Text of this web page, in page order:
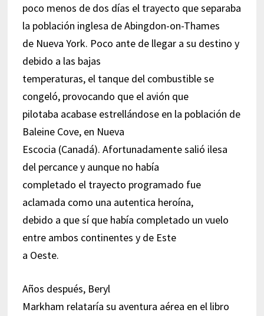
poco menos de dos días el trayecto que separaba
la población inglesa de Abingdon-on-Thames
de Nueva York. Poco ante de llegar a su destino y
debido a las bajas
temperaturas, el tanque del combustible se
congeló, provocando que el avión que
pilotaba acabase estrellándose en la población de
Baleine Cove, en Nueva
Escocia (Canadá). Afortunadamente salió ilesa
del percance y aunque no había
completado el trayecto programado fue
aclamada como una autentica heroína,
debido a que sí que había completado un vuelo
entre ambos continentes y de Este
a Oeste.
Años después, Beryl
Markham relataría su aventura aérea en el libro